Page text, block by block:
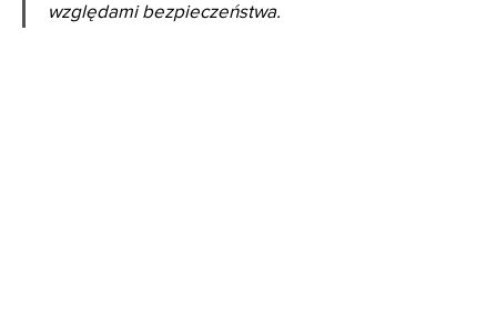
względami bezpieczeństwa.